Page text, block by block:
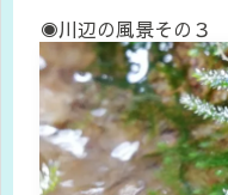
◉川辺の風景その３